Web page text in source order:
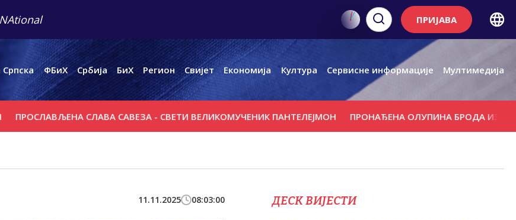
ПРИЈАВА
Српска ФБиХ Србија БиХ Регион Свијет Економија Култура Сервисне информације Мултимедија
СЛАВА САВЕЗА - СВЕТИ ВЕЛИКОМУЧЕНИК ПАНТЕЛЕЈМОН ПРОНАЂЕНА ОЛУПИНА БРОДА ИЗ
11.11.2025 08:03:00 ДЕСК ВИЈЕСТИ